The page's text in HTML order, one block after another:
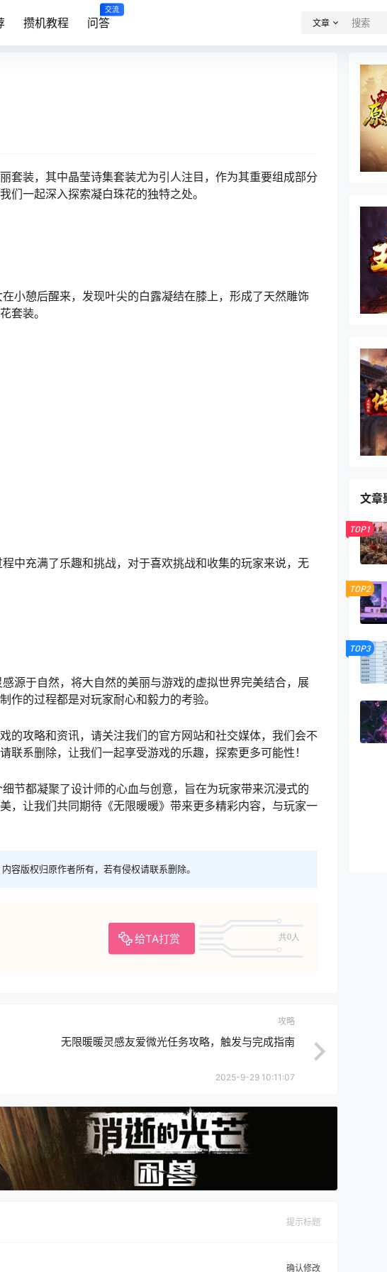
攒机教程 问答
交流
文章
套装，其中晶莹诗集套装尤为引人注目，作为其重要组成部分
们一起深入探索凝白珠花的独特之处。
小憩后醒来，发现叶尖的白露凝结在膝上，形成了天然雕饰
套装。
中充满了乐趣和挑战，对于喜欢挑战和收集的玩家来说，无
源于自然，将大自然的美丽与游戏的虚拟世界完美结合，展
的过程都是对玩家耐心和毅力的考验。
的攻略和资讯，请关注我们的官方网站和社交媒体，我们会不
系删除，让我们一起享受游戏的乐趣，探索更多可能性！
节都凝聚了设计师的心血与创意，旨在为玩家带来沉浸式的
，让我们共同期待《无限暖暖》带来更多精彩内容，与玩家一
容版权归原作者所有，若有侵权请联系删除。
给TA打赏 共0人
攻略
无限暖暖灵感友爱微光任务攻略，触发与完成指南
2025-9-29 10:11:07
提示标题
确认修改
文章
TOP1
TOP2
TOP3